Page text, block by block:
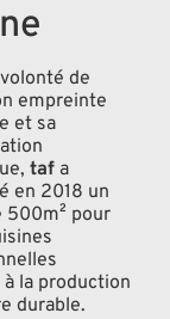
de
empreinte
et sa
taf a
en 2018 un
500m² pour
la production
durable.